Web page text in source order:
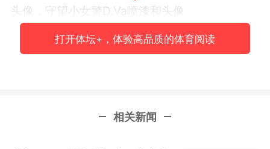
头像，守望小女警D.Va喷漆和头像
4、5月17日起好友完成5场比赛（必须完成
打开体坛+，体验高品质的体育阅读
相关新闻